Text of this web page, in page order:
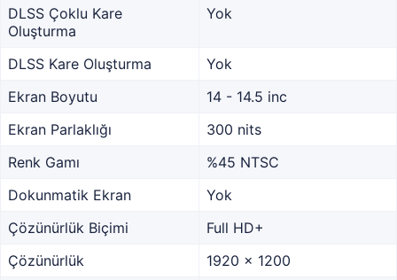
DLSS Çoklu Kare
Oluşturma
Yok
DLSS Kare Oluşturma
Yok
Ekran Boyutu
14 - 14.5 inc
Ekran Parlaklığı
300 nits
Renk Gamı
%45 NTSC
Dokunmatik Ekran
Yok
Çözünürlük Biçimi
Full HD+
Çözünürlük
1920 x 1200